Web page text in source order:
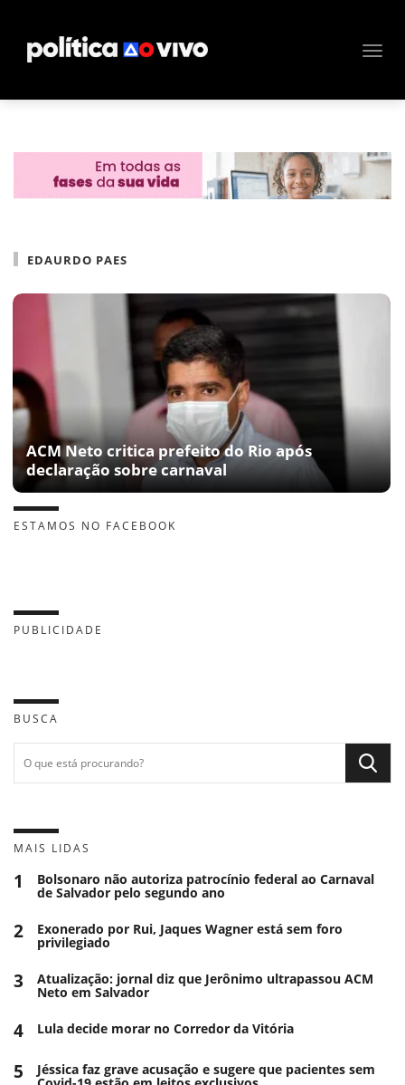
EDAURDO PAES
ACM Neto critica prefeito do Rio após
declaração sobre carnaval
ESTAMOS NO FACEBOOK
PUBLICIDADE
BUSCA
MAIS LIDAS
1 Bolsonaro não autoriza patrocínio federal ao Carnaval
de Salvador pelo segundo ano
2 Exonerado por Rui, Jaques Wagner está sem foro
privilegiado
3 Atualização: jornal diz que Jerônimo ultrapassou ACM
Neto em Salvador
4 Lula decide morar no Corredor da Vitória
5 Jéssica faz grave acusação e sugere que pacientes sem